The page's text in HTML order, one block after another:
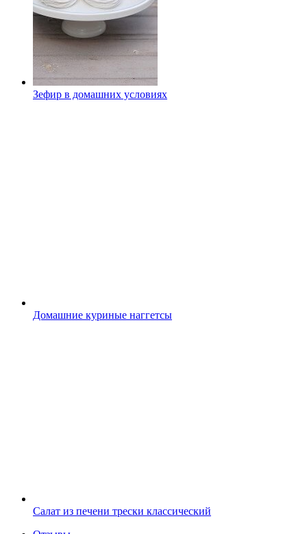
Зефир в домашних условиях
Домашние куриные наггетсы
Салат из печени трески классический